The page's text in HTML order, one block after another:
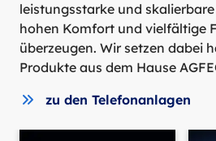
leistungsstarke und
hohen Komfort und vielfältige
überzeugen. Wir setzen dabei
Produkte aus dem Hause
zu den Telefonanlagen